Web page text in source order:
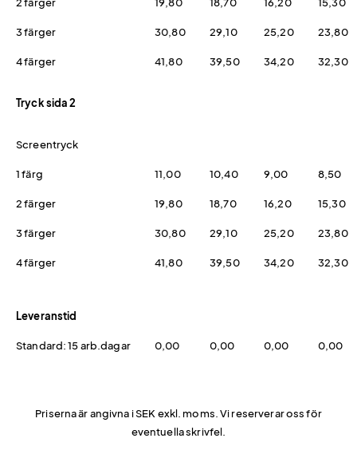
3 färger 30,80 29,10 25,20 23,80
4 färger 41,80 39,50 34,20 32,30
Tryck sida 2
Screentryck
1 färg 11,00 10,40 9,00 8,50
2 färger 19,80 18,70 16,20 15,30
3 färger 30,80 29,10 25,20 23,80
4 färger 41,80 39,50 34,20 32,30
Leveranstid
Standard: 15 arb.dagar 0,00 0,00 0,00 0,00
Priserna är angivna i SEK exkl. moms. Vi reserverar oss för
eventuella skrivfel.